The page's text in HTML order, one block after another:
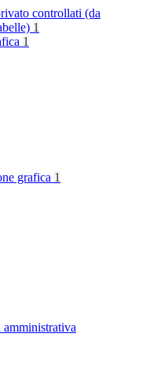
controllati (da
1
1
grafica 1